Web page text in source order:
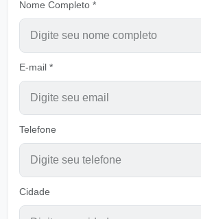
Perdoando para ser perdoado
Pastor Carlos Alberto Daniluski
Terra estéril
Criados por Deus para comunhão
Pastor Carlos Alberto Daniluski
Nome Completo *
E-mail *
Telefone
Cidade